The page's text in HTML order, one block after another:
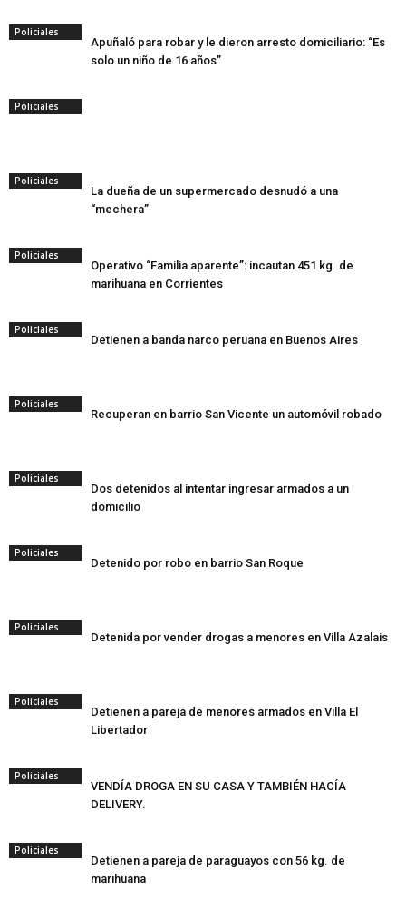
Policiales
Apuñaló para robar y le dieron arresto domiciliario: “Es
solo un niño de 16 años”
Policiales
Policiales
La dueña de un supermercado desnudó a una
“mechera”
Policiales
Operativo “Familia aparente”: incautan 451 kg. de
marihuana en Corrientes
Policiales
Detienen a banda narco peruana en Buenos Aires
Policiales
Recuperan en barrio San Vicente un automóvil robado
Policiales
Dos detenidos al intentar ingresar armados a un
domicilio
Policiales
Detenido por robo en barrio San Roque
Policiales
Detenida por vender drogas a menores en Villa Azalais
Policiales
Detienen a pareja de menores armados en Villa El
Libertador
Policiales
VENDÍA DROGA EN SU CASA Y TAMBIÉN HACÍA
DELIVERY.
Policiales
Detienen a pareja de paraguayos con 56 kg. de
marihuana